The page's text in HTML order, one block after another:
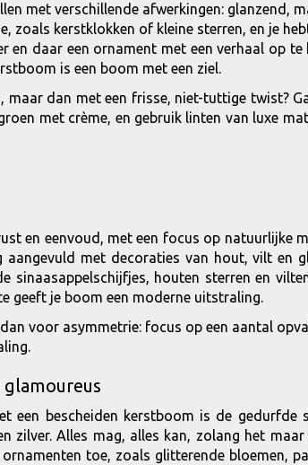
met verschillende afwerkingen: glanzend,
zoals kerstklokken of kleine sterren, en je
en daar een ornament met een verhaal op
is een boom met een ziel.
maar dan met een frisse, niet-tuttige twist?
met crème, en gebruik linten van luxe
en eenvoud, met een focus op natuurlijke
met decoraties van hout, vilt en
sinaasappelschijfjes, houten sterren en
geeft je boom een moderne uitstraling.
voor asymmetrie: focus op een aantal
een bescheiden kerstboom is de
zilver. Alles mag, alles kan, zolang het
toe, zoals glitterende bloemen,